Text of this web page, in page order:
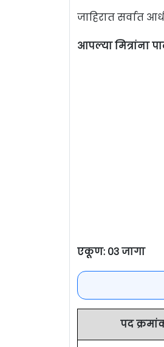
जाहिरात सर्वात
आपल्या मित्रांना
एकूण: ०३ जागा
पद